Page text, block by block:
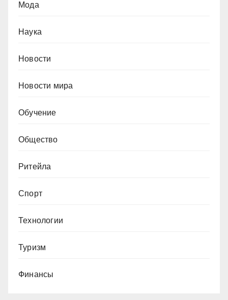
Мода
Наука
Новости
Новости мира
Обучение
Общество
Ритейла
Спорт
Технологии
Туризм
Финансы